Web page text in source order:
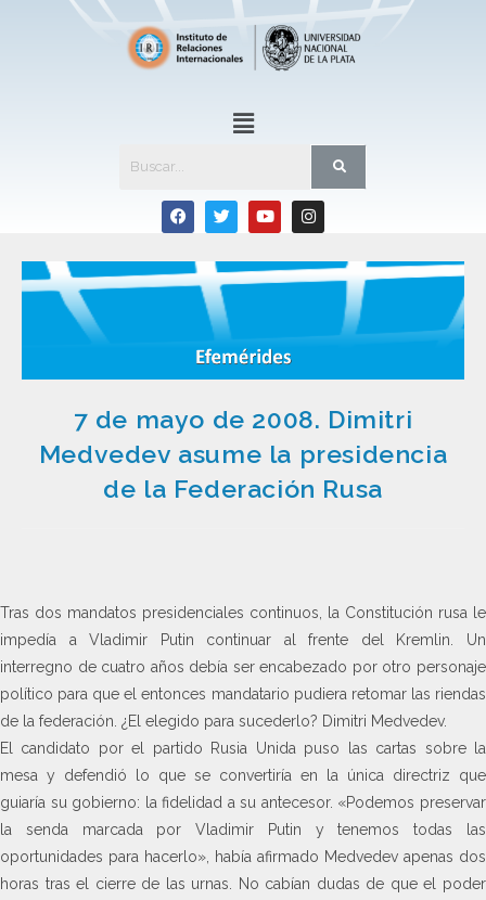
7 de mayo de 2008. Dimitri
Medvedev asume la presidencia
de la Federación Rusa
Tras dos mandatos presidenciales continuos, la Constitución rusa le
impedía a Vladimir Putin continuar al frente del Kremlin. Un
interregno de cuatro años debía ser encabezado por otro personaje
político para que el entonces mandatario pudiera retomar las riendas
de la federación. ¿El elegido para sucederlo? Dimitri Medvedev.
El candidato por el partido Rusia Unida puso las cartas sobre la
mesa y defendió lo que se convertiría en la única directriz que
guiaría su gobierno: la fidelidad a su antecesor. «Podemos preservar
la senda marcada por Vladimir Putin y tenemos todas las
oportunidades para hacerlo», había afirmado Medvedev apenas dos
horas tras el cierre de las urnas. No cabían dudas de que el poder